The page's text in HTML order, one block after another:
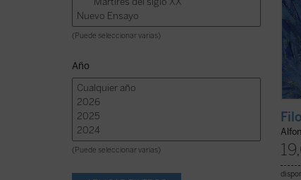
(Puede seleccionar varias)
Año
(Puede seleccionar varias)